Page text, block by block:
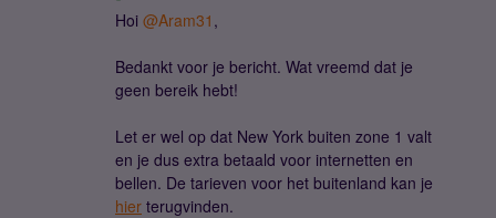
Hoi @Aram31 ,
Bedankt voor je bericht. Wat vreemd dat je
geen bereik hebt!
Let er wel op dat New York buiten zone 1 valt
en je dus extra betaald voor internetten en
bellen. De tarieven voor het buitenland kan je
hier terugvinden.